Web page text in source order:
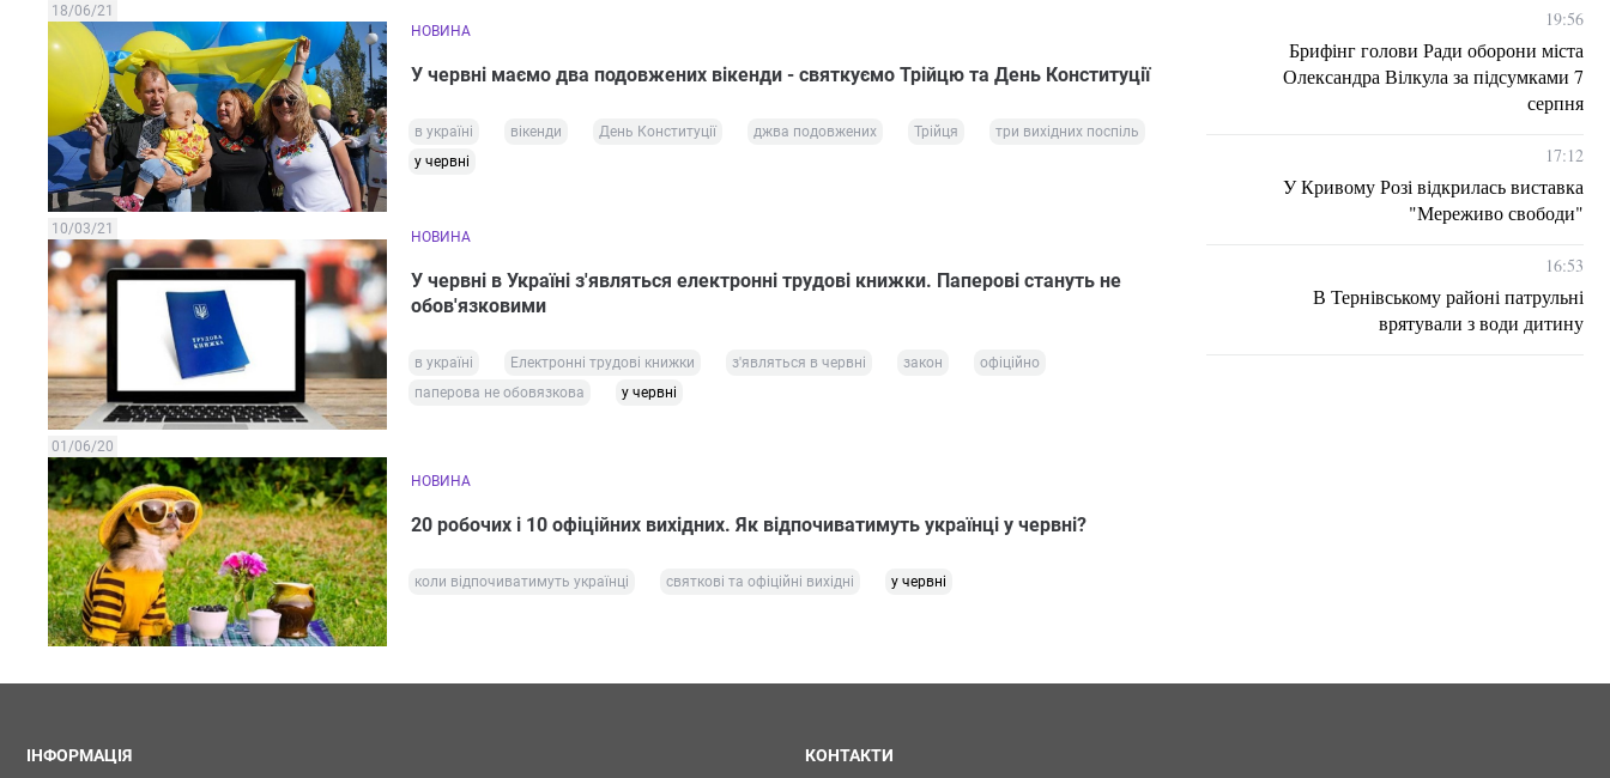
18/06/21
НОВИНА
У червні маємо два подовжених вікенди - святкуємо Трійцю та День Конституції
в україні вікенди День Конституції джва подовжених Трійця
три вихідних поспіль
у червні
10/03/21 НОВИНА
У червні в Україні з'являться електронні трудові книжки. Паперові стануть не
обов'язковими
в україні Електронні трудові книжки з'являться в червні закон
офіційно
паперова не обовязкова
у червні
01/06/20
НОВИНА
20 робочих і 10 офіційних вихідних. Як відпочиватимуть українці у червні?
коли відпочиватимуть українці святкові та офіційні вихідні у червні
19:56
Брифінг голови Ради оборони міста
Олександра Вілкула за підсумками 7
серпня
17:12
У Кривому Розі відкрилась виставка
"Мереживо свободи"
16:53
В Тернівському районі патрульні
врятували з води дитину
ІНФОРМАЦІЯ КОНТАКТИ